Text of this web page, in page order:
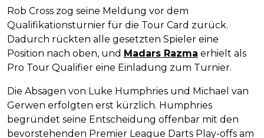
Rob Cross zog seine Meldung vor dem
Qualifikationsturnier für die Tour Card zurück.
Dadurch rückten alle gesetzten Spieler eine
Position nach oben, und Madars Razma erhielt als
Pro Tour Qualifier eine Einladung zum Turnier.
Die Absagen von Luke Humphries und Michael van
Gerwen erfolgten erst kürzlich. Humphries
begründet seine Entscheidung offenbar mit den
bevorstehenden Premier League Darts Play-offs am